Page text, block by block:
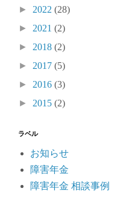
► 2022 (28)
► 2021 (2)
► 2018 (2)
► 2017 (5)
► 2016 (3)
► 2015 (2)
ラベル
お知らせ
障害年金
障害年金 相談事例